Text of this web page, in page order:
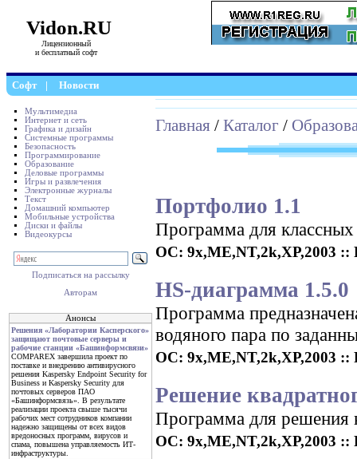
Vidon.RU
Лицензионный
и бесплатный софт
Софт | Новости
Мультимедиа
Интернет и сеть
Графика и дизайн
Системные программы
Безопасность
Программирование
Образование
Деловые программы
Игры и развлечения
Электронные журналы
Текст
Домашний компьютер
Мобильные устройства
Диски и файлы
Видеокурсы
Подписаться на рассылку
Авторам
Анонсы
Решения «Лаборатории Касперского»
защищают почтовые серверы и
рабочие станции «Башинформсвязи»
COMPAREX завершила проект по
поставке и внедрению антивирусного
решения Kaspersky Endpoint Security for
Business и Kaspersky Security для
почтовых серверов ПАО
«Башинформсвязь». В результате
реализации проекта свыше тысячи
рабочих мест сотрудников компании
надежно защищены от всех видов
вредоносных программ, вирусов и
спама, повышена управляемость ИТ-
инфраструктуры.
Главная / Каталог /
Портфолио 1.1
Программа для классных
ОС: 9x,ME,NT,2k,XP,2003 ::
HS-диаграмма 1.5.0
Программа
водяного пара по
ОС: 9x,ME,NT,2k,XP,2003 ::
Решение
Программа для решения
ОС: 9x,ME,NT,2k,XP,2003 ::